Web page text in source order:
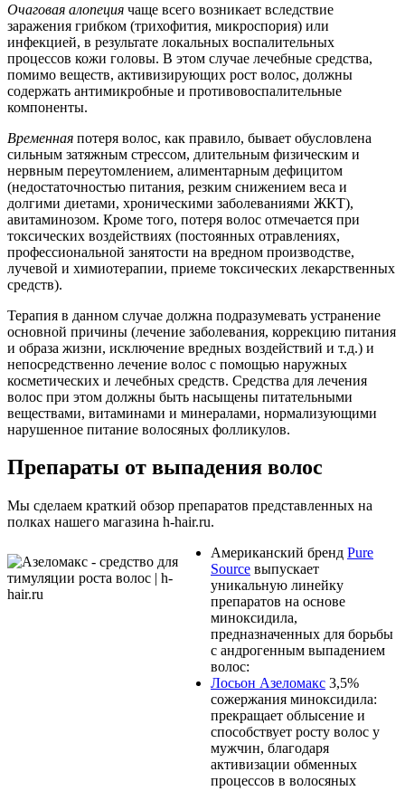
Очаговая алопеция чаще всего возникает вследствие
заражения грибком (трихофития, микроспория) или
инфекцией, в результате локальных воспалительных
процессов кожи головы. В этом случае лечебные средства,
помимо веществ, активизирующих рост волос, должны
содержать антимикробные и противовоспалительные
компоненты.
Временная потеря волос, как правило, бывает обусловлена
сильным затяжным стрессом, длительным физическим и
нервным переутомлением, алиментарным дефицитом
(недостаточностью питания, резким снижением веса и
долгими диетами, хроническими заболеваниями ЖКТ),
авитаминозом. Кроме того, потеря волос отмечается при
токсических воздействиях (постоянных отравлениях,
профессиональной занятости на вредном производстве,
лучевой и химиотерапии, приеме токсических лекарственных
средств).
Терапия в данном случае должна подразумевать устранение
основной причины (лечение заболевания, коррекцию питания
и образа жизни, исключение вредных воздействий и т.д.) и
непосредственно лечение волос с помощью наружных
косметических и лечебных средств. Средства для лечения
волос при этом должны быть насыщены питательными
веществами, витаминами и минералами, нормализующими
нарушенное питание волосяных фолликулов.
Препараты от выпадения волос
Мы сделаем краткий обзор препаратов представленных на
полках нашего магазина h-hair.ru.
Американский бренд Pure
Source выпускает
уникальную линейку
препаратов на основе
миноксидила,
предназначенных для борьбы
с андрогенным выпадением
волос:
Лосьон Азеломакс 3,5%
сожержания миноксидила:
прекращает облысение и
способствует росту волос у
мужчин, благодаря
активизации обменных
процессов в волосяных